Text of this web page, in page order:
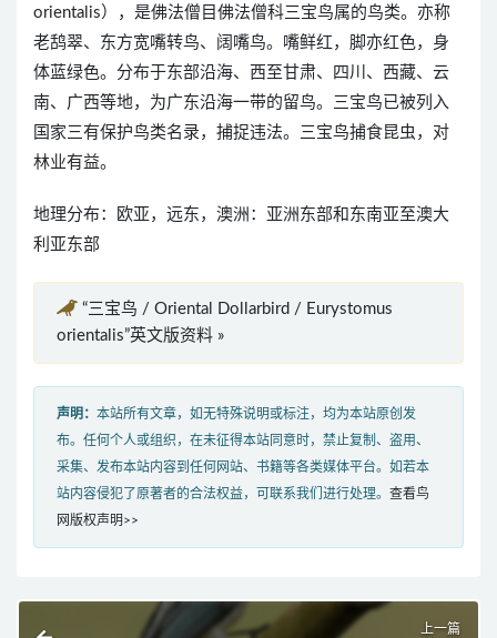
orientalis），是佛法僧目佛法僧科三宝鸟属的鸟类。亦称
老鸹翠、东方宽嘴转鸟、阔嘴鸟。嘴鲜红，脚亦红色，身
体蓝绿色。分布于东部沿海、西至甘肃、四川、西藏、云
南、广西等地，为广东沿海一带的留鸟。三宝鸟已被列入
国家三有保护鸟类名录，捕捉违法。三宝鸟捕食昆虫，对
林业有益。
地理分布：欧亚，远东，澳洲：亚洲东部和东南亚至澳大
利亚东部
“三宝鸟 / Oriental Dollarbird / Eurystomus
orientalis”英文版资料 »
声明： 本站所有文章，如无特殊说明或标注，均为本站原创发
布。任何个人或组织，在未征得本站同意时，禁止复制、盗用、
采集、发布本站内容到任何网站、书籍等各类媒体平台。如若本
站内容侵犯了原著者的合法权益，可联系我们进行处理。 查看鸟
网版权声明>>
上一篇